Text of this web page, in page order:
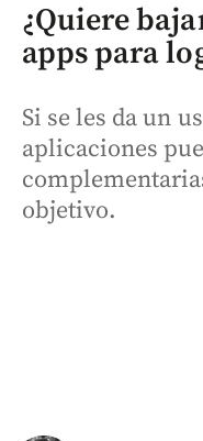
¿Quiere
apps para
Si se les da un
aplicaciones
objetivo.